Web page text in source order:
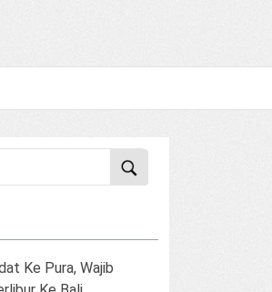
Ke Pura, Wajib